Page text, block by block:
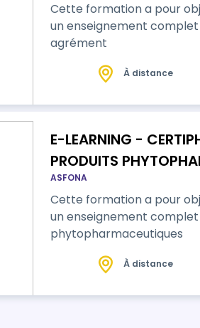
Cette formation a pour
un enseignement
agrément
À distance
E-LEARNING -
PRODUITS
RENOUVELLEMENT
ASFONA
Cette formation a pour
un enseignement complet
phytopharmaceutiques
À distance